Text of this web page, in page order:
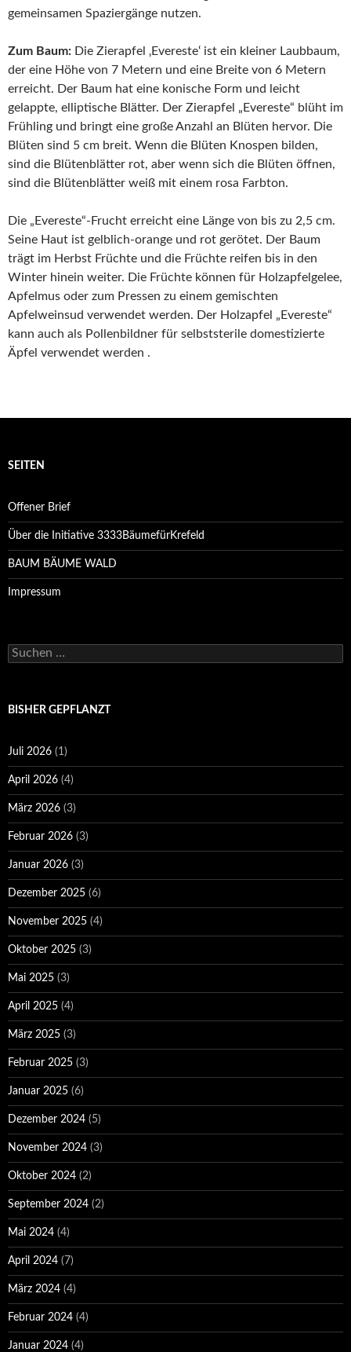
gemeinsamen Spaziergänge nutzen.
Zum Baum: Die Zierapfel ‚Evereste‘ ist ein kleiner Laubbaum,
der eine Höhe von 7 Metern und eine Breite von 6 Metern
erreicht. Der Baum hat eine konische Form und leicht
gelappte, elliptische Blätter. Der Zierapfel „Evereste“ blüht im
Frühling und bringt eine große Anzahl an Blüten hervor. Die
Blüten sind 5 cm breit. Wenn die Blüten Knospen bilden,
sind die Blütenblätter rot, aber wenn sich die Blüten öffnen,
sind die Blütenblätter weiß mit einem rosa Farbton.
Die „Evereste“-Frucht erreicht eine Länge von bis zu 2,5 cm.
Seine Haut ist gelblich-orange und rot gerötet. Der Baum
trägt im Herbst Früchte und die Früchte reifen bis in den
Winter hinein weiter. Die Früchte können für Holzapfelgelee,
Apfelmus oder zum Pressen zu einem gemischten
Apfelweinsud verwendet werden. Der Holzapfel „Evereste“
kann auch als Pollenbildner für selbststerile domestizierte
Äpfel verwendet werden .
SEITEN
Offener Brief
Über die Initiative 3333BäumefürKrefeld
BAUM BÄUME WALD
Impressum
Suchen
nach:
BISHER GEPFLANZT
Juli 2026 (1)
April 2026 (4)
März 2026 (3)
Februar 2026 (3)
Januar 2026 (3)
Dezember 2025 (6)
November 2025 (4)
Oktober 2025 (3)
Mai 2025 (3)
April 2025 (4)
März 2025 (3)
Februar 2025 (3)
Januar 2025 (6)
Dezember 2024 (5)
November 2024 (3)
Oktober 2024 (2)
September 2024 (2)
Mai 2024 (4)
April 2024 (7)
März 2024 (4)
Februar 2024 (4)
Januar 2024 (4)